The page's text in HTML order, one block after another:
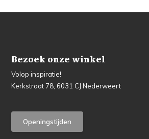
Bezoek onze winkel
Volop inspiratie!
Kerkstraat 78, 6031 CJ Nederweert
Openingstijden